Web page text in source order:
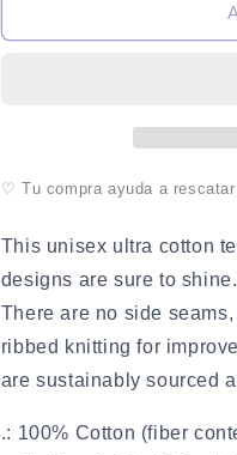
-
y
-
y
♡ Tu compra ayuda a
This unisex ultra cotton
designs are sure to
There are no side
ribbed knitting for
are sustainably sourced
.: 100% Cotton (fiber